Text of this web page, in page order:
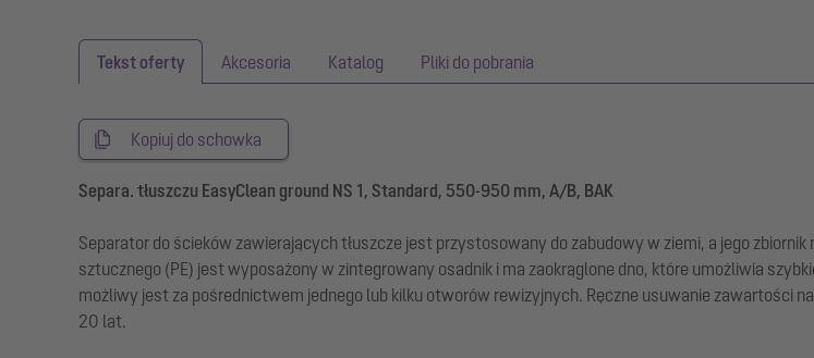
Tekst oferty Akcesoria Katalog Pliki do pobrania
Kopiuj do schowka
Separa. tłuszczu EasyClean ground NS 1, Standard, 550-950 mm, A/B, BAK
Separator do ścieków zawierających tłuszcze jest przystosowany do zabudowy w ziemi, a jego
sztucznego (PE) jest wyposażony w zintegrowany osadnik i ma zaokrąglone dno, które umożliwia
możliwy jest za pośrednictwem jednego lub kilku otworów rewizyjnych. Ręczne usuwanie zawartości
20 lat.